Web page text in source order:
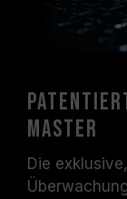
Master
Die